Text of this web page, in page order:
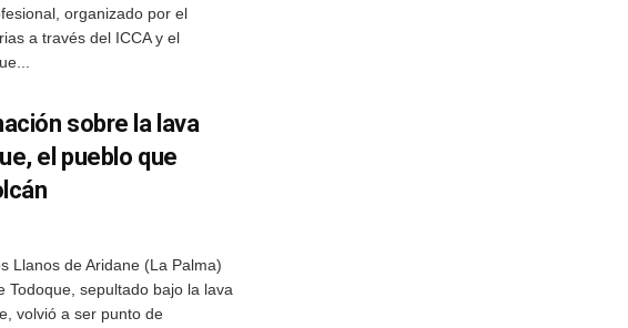
organizado por el
a través del ICCA y el
sobre la lava
el pueblo que
Llanos de Aridane (La Palma)
Todoque, sepultado bajo la lava
volvió a ser punto de